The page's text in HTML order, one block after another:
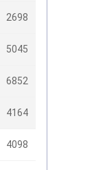
2698
5045
6852
4164
4098